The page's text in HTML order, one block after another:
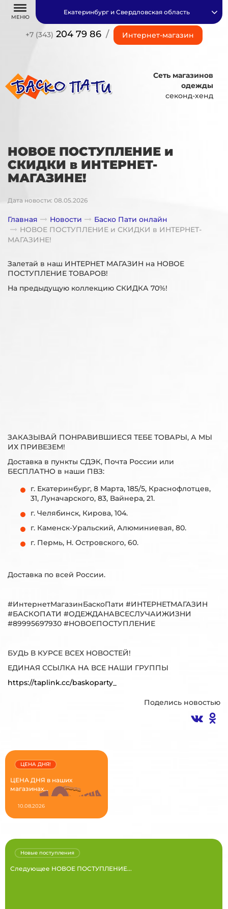
МЕНЮ
+7 (343) 204 79 86 / Интернет-магазин
Екатеринбург и Свердловская область
Сеть магазинов
одежды
секонд-хенд
НОВОЕ ПОСТУПЛЕНИЕ и
СКИДКИ в ИНТЕРНЕТ-
МАГАЗИНЕ!
Дата новости: 08.05.2026
Главная Новости
Баско Пати онлайн
НОВОЕ ПОСТУПЛЕНИЕ и СКИДКИ в ИНТЕРНЕТ-
МАГАЗИНЕ!
Залетай в наш ИНТЕРНЕТ МАГАЗИН на НОВОЕ
ПОСТУПЛЕНИЕ ТОВАРОВ!
На предыдущую коллекцию СКИДКА 70%!
ЗАКАЗЫВАЙ ПОНРАВИВШИЕСЯ ТЕБЕ ТОВАРЫ, А МЫ
ИХ ПРИВЕЗЕМ!
Доставка в пункты СДЭК, Почта России или
БЕСПЛАТНО в наши ПВЗ:
г. Екатеринбург, 8 Марта, 185/5, Краснофлотцев,
31, Луначарского, 83, Вайнера, 21.
г. Челябинск, Кирова, 104.
г. Каменск-Уральский, Алюминиевая, 80.
г. Пермь, Н. Островского, 60.
Доставка по всей России.
#ИнтернетМагазинБаскоПати #ИНТЕРНЕТМАГАЗИН
#БАСКОПАТИ #ОДЕЖДАНАВСЕСЛУЧАИЖИЗНИ
#89995697930 #НОВОЕПОСТУПЛЕНИЕ
БУДЬ В КУРСЕ ВСЕХ НОВОСТЕЙ!
ЕДИНАЯ ССЫЛКА НА ВСЕ НАШИ ГРУППЫ
https://taplink.cc/baskoparty_
Поделись новостью
ЦЕНА ДНЯ в наших
магазинах...
ЦЕНА ДНЯ!
10.08.2026
Следующее НОВОЕ ПОСТУПЛЕНИЕ...
Новые поступления